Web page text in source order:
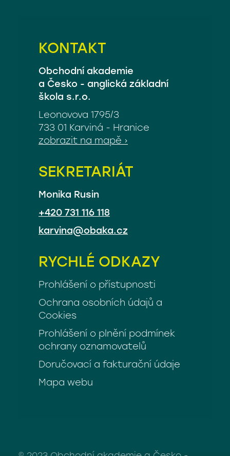
KONTAKT
Obchodní akademie
a Česko - anglická základní
škola s.r.o.
Leonovova 1795/3
733 01 Karviná - Hranice
zobrazit na mapě ›
SEKRETARIÁT
Monika Rusin
+420 731 116 118
karvina@obaka.cz
RYCHLÉ ODKAZY
Prohlášení o přístupnosti
Ochrana osobních údajů a
Cookies
Prohlášení o plnění podmínek
ochrany oznamovatelů
Doručovací a fakturační údaje
Mapa webu